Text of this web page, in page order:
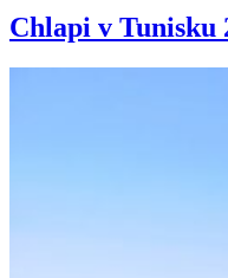
Chlapi v Tunisku